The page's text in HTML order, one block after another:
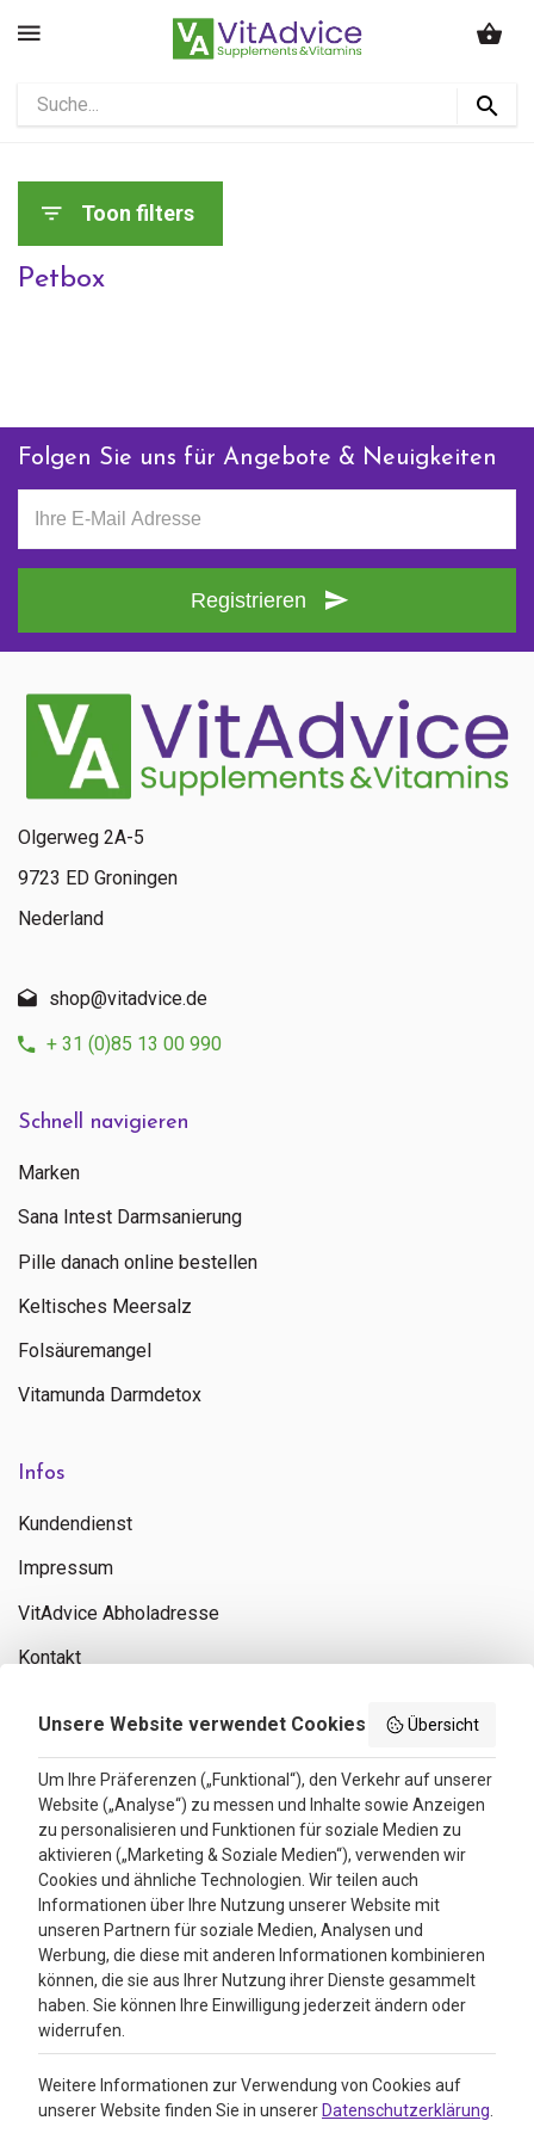
Toon filters
Petbox
Folgen Sie uns für Angebote & Neuigkeiten
Registrieren
Schnell navigieren
Marken
Sana Intest Darmsanierung
Pille danach online bestellen
Keltisches Meersalz
Folsäuremangel
Vitamunda Darmdetox
Infos
Kundendienst
Impressum
VitAdvice Abholadresse
Kontakt
Bewertungen
4.3
Google Reviews
Olgerweg 2A-5
9723 ED Groningen
Nederland
shop@vitadvice.de
+ 31 (0)85 13 00 990
Unsere Website verwendet Cookies Übersicht
Um Ihre Präferenzen („Funktional“), den Verkehr auf unserer
Website („Analyse“) zu messen und Inhalte sowie Anzeigen
zu personalisieren und Funktionen für soziale Medien zu
aktivieren („Marketing & Soziale Medien“), verwenden wir
Cookies und ähnliche Technologien. Wir teilen auch
Informationen über Ihre Nutzung unserer Website mit
unseren Partnern für soziale Medien, Analysen und
Werbung, die diese mit anderen Informationen kombinieren
können, die sie aus Ihrer Nutzung ihrer Dienste gesammelt
haben. Sie können Ihre Einwilligung jederzeit ändern oder
widerrufen.
Weitere Informationen zur Verwendung von Cookies auf
unserer Website finden Sie in unserer Datenschutzerklärung